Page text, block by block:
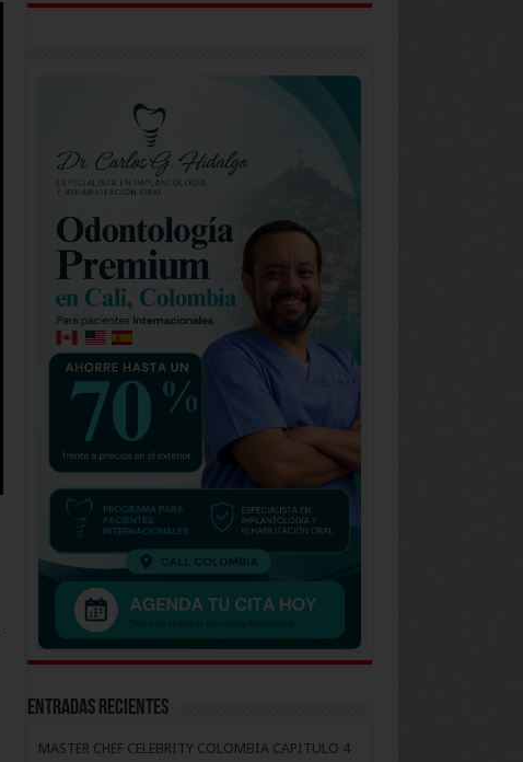
Entradas recientes
MASTER CHEF CELEBRITY COLOMBIA CAPITULO 4